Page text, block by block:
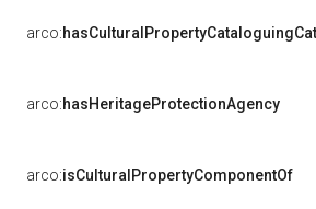
arco:
arco:hasHeritageProtectionAgency
arco:isCulturalPropertyComponentOf